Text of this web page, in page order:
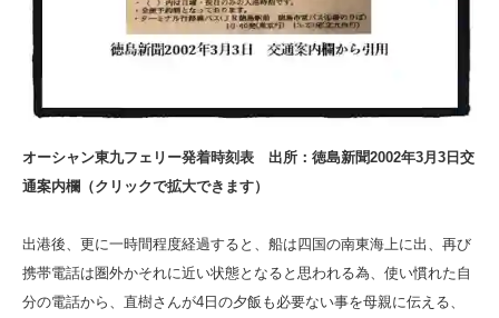
オーシャン東九フェリー発着時刻表 出所：徳島新聞2002年3月3日交
通案内欄（クリックで拡大できます）
出港後、更に一時間程度経過すると、船は四国の南東海上に出、再び
携帯電話は圏外かそれに近い状態となると思われる為、使い慣れた自
分の電話から、直樹さんが4日の夕飯も必要ない事を母親に伝える、